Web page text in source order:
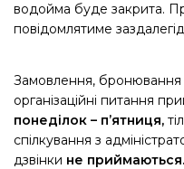
водойма буде закрита.
повідомлятиме
Замовлення, бронювання
організаційні питання
понеділок – п’ятниця,
спілкування з
дзвінки не приймаються.